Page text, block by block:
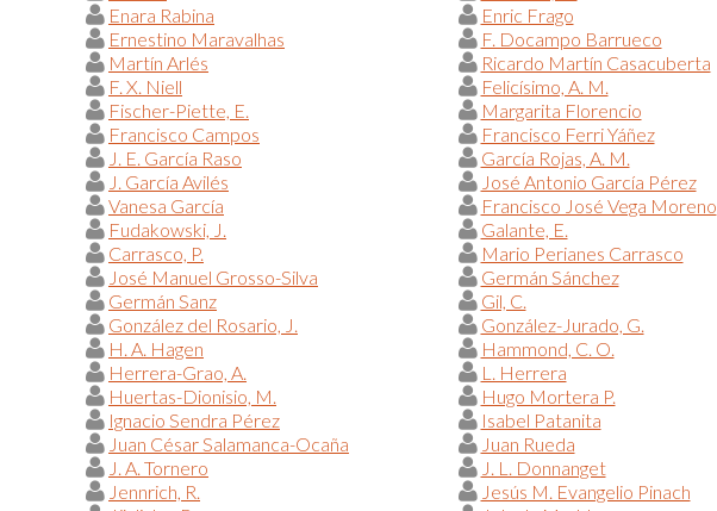
Enara Rabina
Enric Frago
Ernestino Maravalhas
F. Docampo Barrueco
Martín Arlés
Ricardo Martín Casacuberta
F. X. Niell
Felicísimo, A. M.
Fischer-Piette, E.
Margarita Florencio
Francisco Campos
Francisco Ferri Yáñez
J. E. García Raso
García Rojas, A. M.
J. García Avilés
José Antonio García Pérez
Vanesa García
Francisco José Vega Moreno
Fudakowski, J.
Galante, E.
Carrasco, P.
Mario Perianes Carrasco
José Manuel Grosso-Silva
Germán Sánchez
Germán Sanz
Gil, C.
González del Rosario, J.
González-Jurado, G.
H. A. Hagen
Hammond, C. O.
Herrera-Grao, A.
L. Herrera
Huertas-Dionisio, M.
Hugo Mortera P.
Ignacio Sendra Pérez
Isabel Patanita
Juan César Salamanca-Ocaña
Juan Rueda
J. A. Tornero
J. L. Donnanget
Jennrich, R.
Jesús M. Evangelio Pinach